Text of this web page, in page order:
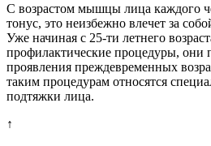
С возрастом мышцы лица каждого
тонус, это неизбежно влечет за
Уже начиная с 25-ти летнего
профилактические процедуры, они
проявления преждевременных
таким процедурам относятся
подтяжки лица.
↑